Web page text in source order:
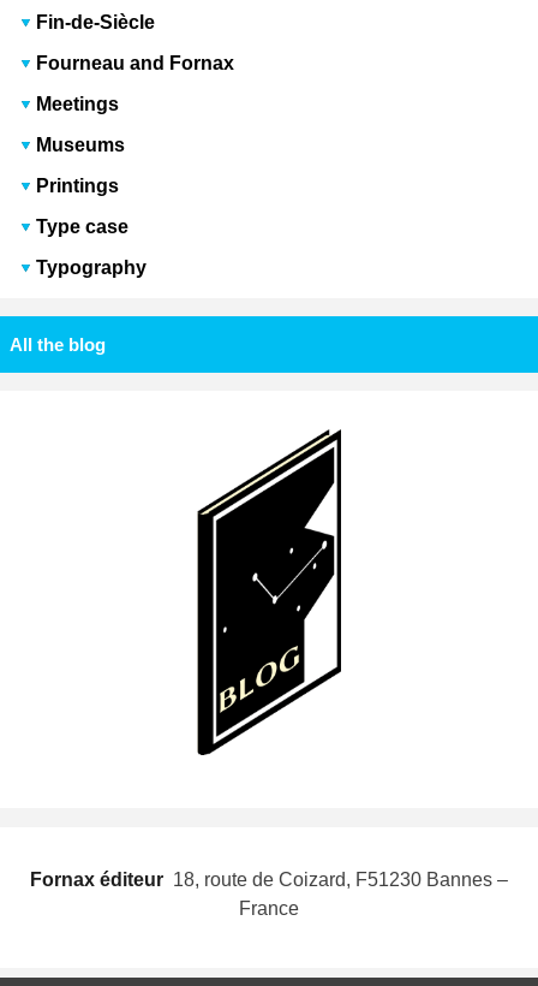
Fin-de-Siècle
Fourneau and Fornax
Meetings
Museums
Printings
Type case
Typography
All the blog
Fornax éditeur  18, route de Coizard, F51230 Bannes –
France